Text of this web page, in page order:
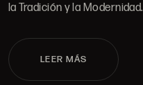
la Tradición y la Modernidad.
LEER MÁS